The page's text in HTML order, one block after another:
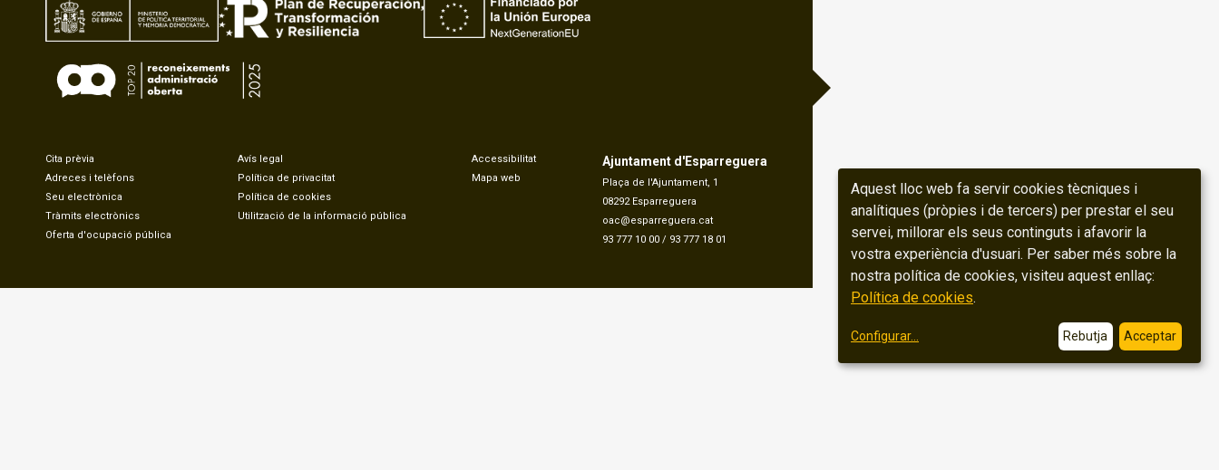
Cita prèvia
Adreces i telèfons
Seu electrònica
Tràmits electrònics
Oferta d'ocupació pública
Avís legal
Política de privacitat
Política de cookies
Utilització de la informació pública
Accessibilitat
Mapa web
Ajuntament d'Esparreguera
Plaça de l'Ajuntament, 1
08292 Esparreguera
oac@esparreguera.cat
93 777 10 00/ 93 777 18 01
Aquest lloc web fa servir cookies tècniques i
analítiques (pròpies i de tercers) per prestar el seu
servei, millorar els seus continguts i afavorir la
vostra experiència d'usuari. Per saber més sobre la
nostra política de cookies, visiteu aquest enllaç:
Política de cookies.
Configurar... Rebutja Acceptar